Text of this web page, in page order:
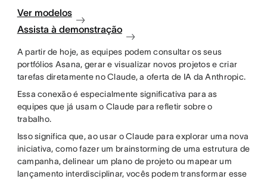
Ver modelos
Assista à demonstração
A partir de hoje, as equipes podem consultar os seus
portfólios Asana, gerar e visualizar novos projetos e criar
tarefas diretamente no Claude, a oferta de IA da Anthropic.
Essa conexão é especialmente significativa para as
equipes que já usam o Claude para refletir sobre o
trabalho.
Isso significa que, ao usar o Claude para explorar uma nova
iniciativa, como fazer um brainstorming de uma estrutura de
campanha, delinear um plano de projeto ou mapear um
lançamento interdisciplinar, vocês podem transformar esse